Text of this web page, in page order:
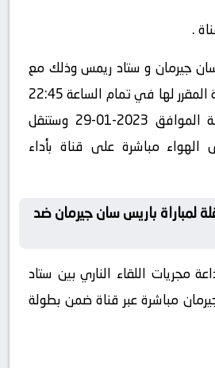
.
سان جيرمان و ستاد ريمس وذلك مع
انطلاقة صافرة البداية المقرر لها في تمام الساعة 22:45
بتوقيت مكة المكرمة الموافق 2023-01-29 وستنقل
الهواء مباشرة على قناة بأداء
لمباراة باريس سان جيرمان ضد
مجريات اللقاء الناري بين ستاد
مباشرة عبر قناة ضمن بطولة